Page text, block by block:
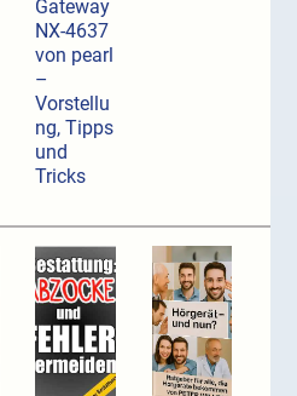
Gateway
NX-4637
von pearl
–
Vorstellu
ng, Tipps
und
Tricks